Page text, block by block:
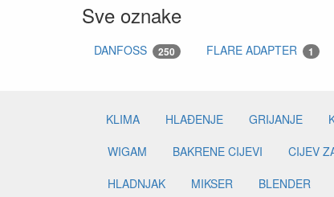
Sve oznake
DANFOSS 250 FLARE ADAPTER 1
KLIMA HLAĐENJE GRIJANJE
WIGAM
BAKRENE CIJEVI CIJEV
HLADNJAK
MIKSER BLENDER